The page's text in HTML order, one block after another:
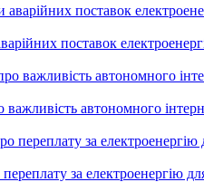
поставок
автономного
за електроенергію